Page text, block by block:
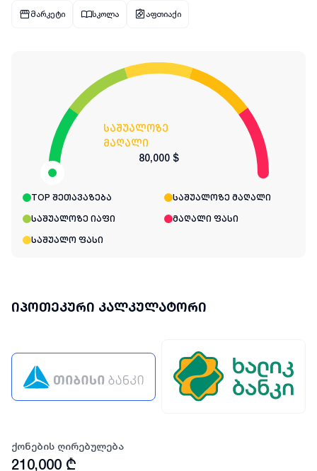
მარკეტი სკოლა აფთიაქი
საშუალოზე
მაღალი
80,000 $
TOP შეთავაზება საშუალოზე მაღალი
საშუალოზე იაფი მაღალი ფასი
საშუალო ფასი
იპოთეკური კალკულატორი
ქონების ღირებულება
210,000 ₾